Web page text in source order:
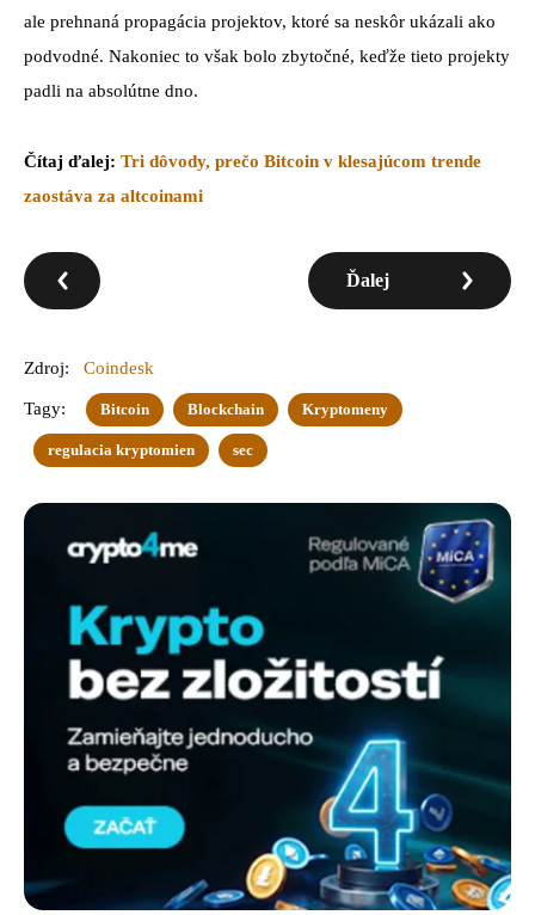
ale prehnaná propagácia projektov, ktoré sa neskôr ukázali ako
podvodné. Nakoniec to však bolo zbytočné, keďže tieto projekty
padli na absolútne dno.
Čítaj ďalej: Tri dôvody, prečo Bitcoin v klesajúcom trende
zaostáva za altcoinami
Ďalej
Zdroj: Coindesk
Tagy: Bitcoin Blockchain Kryptomeny
regulacia kryptomien sec